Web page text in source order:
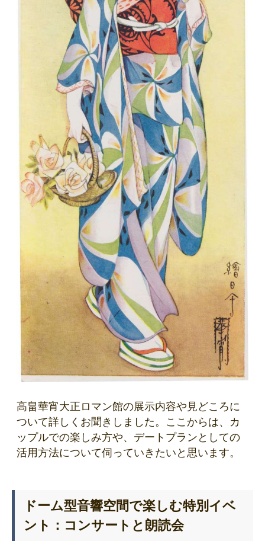
高畠華宵大正ロマン館の展示内容や見どころに
ついて詳しくお聞きしました。ここからは、カ
ップルでの楽しみ方や、デートプランとしての
活用方法について伺っていきたいと思います。
ドーム型音響空間で楽しむ特別イベ
ント：コンサートと朗読会